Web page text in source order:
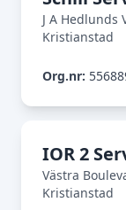
J A Hedlunds
Kristianstad
Org.nr:
IOR 2
Västra
Kristianstad